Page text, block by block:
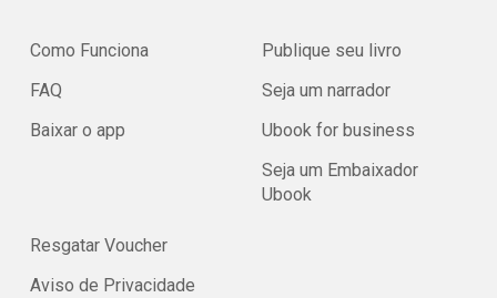
Como Funciona
FAQ
Baixar o app
Publique seu livro
Seja um narrador
Ubook for business
Seja um Embaixador
Ubook
Resgatar Voucher
Aviso de Privacidade